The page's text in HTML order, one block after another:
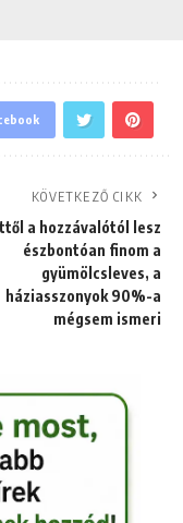
KÖVETKEZŐ CIKK
a hozzávalótól lesz
észbontóan finom a
gyümölcsleves, a
háziasszonyok 90%-a
mégsem ismeri